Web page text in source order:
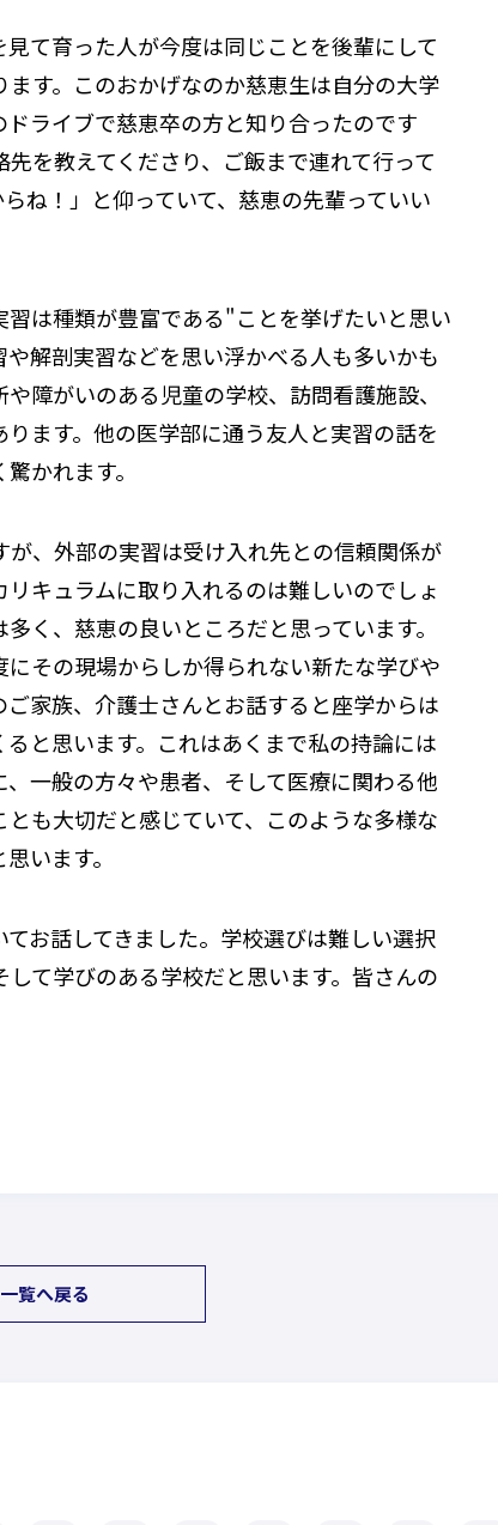
て育った人が今度は同じことを後輩にして
す。このおかげなのか慈恵生は自分の大学
ライブで慈恵卒の方と知り合ったのです
を教えてくださり、ご飯まで連れて行って
ね！」と仰っていて、慈恵の先輩っていい
は種類が豊富である"ことを挙げたいと思い
解剖実習などを思い浮かべる人も多いかも
障がいのある児童の学校、訪問看護施設、
ます。他の医学部に通う友人と実習の話を
かれます。
、外部の実習は受け入れ先との信頼関係が
キュラムに取り入れるのは難しいのでしょ
く、慈恵の良いところだと思っています。
その現場からしか得られない新たな学びや
家族、介護士さんとお話すると座学からは
と思います。これはあくまで私の持論には
一般の方々や患者、そして医療に関わる他
も大切だと感じていて、このような多様な
います。
お話してきました。学校選びは難しい選択
て学びのある学校だと思います。皆さんの
覧へ戻る